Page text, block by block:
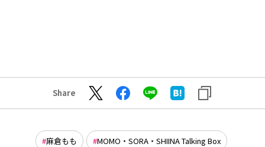
Share
麻倉もも MOMO・SORA・SHIINA Talking Box